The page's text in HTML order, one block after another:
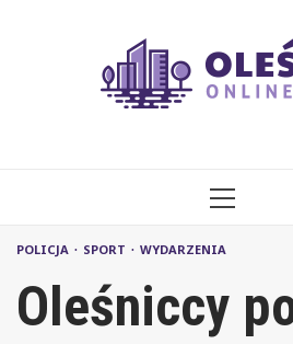
PRIMARY
POLICJA SPORT WYDARZENIA
Oleśniccy